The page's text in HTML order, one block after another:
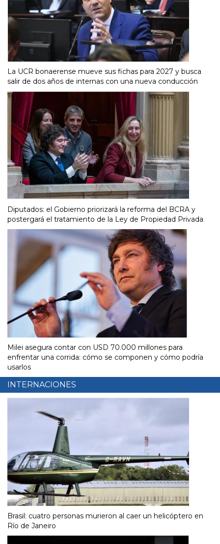
La UCR bonaerense mueve sus fichas para 2027 y busca
salir de dos años de internas con una nueva conducción
Diputados: el Gobierno priorizará la reforma del BCRA y
postergará el tratamiento de la Ley de Propiedad Privada
Milei asegura contar con USD 70.000 millones para
enfrentar una corrida: cómo se componen y cómo podría
usarlos
INTERNACIONES
Brasil: cuatro personas murieron al caer un helicóptero en
Río de Janeiro